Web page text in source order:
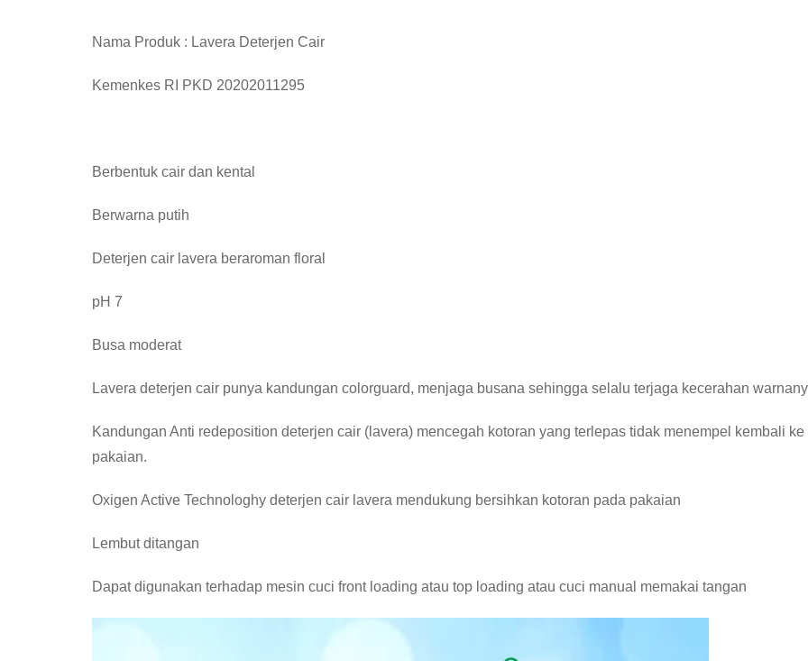
Nama Produk : Lavera Deterjen Cair
Kemenkes RI PKD 20202011295
Berbentuk cair dan kental
Berwarna putih
Deterjen cair lavera beraroman floral
pH 7
Busa moderat
Lavera deterjen cair punya kandungan colorguard, menjaga busana sehingga selalu terjaga kecerahan
Kandungan Anti redeposition deterjen cair (lavera) mencegah kotoran yang terlepas tidak menempel kembali ke
pakaian.
Oxigen Active Technologhy deterjen cair lavera mendukung bersihkan kotoran pada pakaian
Lembut ditangan
Dapat digunakan terhadap mesin cuci front loading atau top loading atau cuci manual memakai tangan